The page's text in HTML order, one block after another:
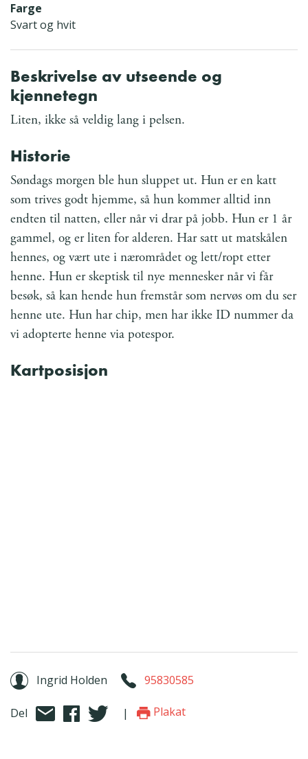
Farge
Svart og hvit
Beskrivelse av utseende og
kjennetegn
Liten, ikke så veldig lang i pelsen.
Historie
Søndags morgen ble hun sluppet ut. Hun er en katt
som trives godt hjemme, så hun kommer alltid inn
endten til natten, eller når vi drar på jobb. Hun er 1 år
gammel, og er liten for alderen. Har satt ut matskålen
hennes, og vært ute i nærområdet og lett/ropt etter
henne. Hun er skeptisk til nye mennesker når vi får
besøk, så kan hende hun fremstår som nervøs om du ser
henne ute. Hun har chip, men har ikke ID nummer da
vi adopterte henne via potespor.
Kartposisjon
Ingrid Holden 95830585
Del | Plakat